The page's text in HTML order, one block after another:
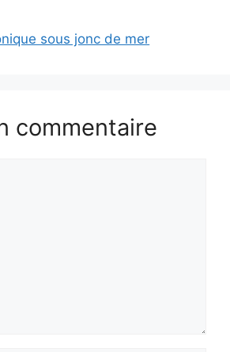
sous jonc de mer
commentaire